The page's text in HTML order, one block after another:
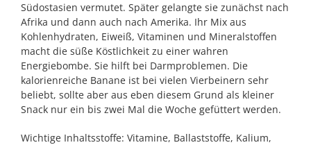
Südostasien vermutet. Später gelangte sie zunächst nach
Afrika und dann auch nach Amerika. Ihr Mix aus
Kohlenhydraten, Eiweiß, Vitaminen und Mineralstoffen
macht die süße Köstlichkeit zu einer wahren
Energiebombe. Sie hilft bei Darmproblemen. Die
kalorienreiche Banane ist bei vielen Vierbeinern sehr
beliebt, sollte aber aus eben diesem Grund als kleiner
Snack nur ein bis zwei Mal die Woche gefüttert werden.
Wichtige Inhaltsstoffe: Vitamine, Ballaststoffe, Kalium,